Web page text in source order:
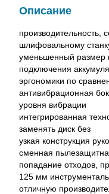
Описание
производительность,
шлифовальному
уменьшенный размер
подключения
эргономики по
антивибрационная
уровня вибрации
интегрированная
заменять диск без
узкая конструкция
сменная
попадание отходов,
125 мм
отличную